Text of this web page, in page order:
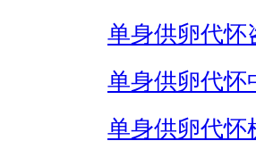
单身供卵代怀
单身供卵代怀
单身供卵代怀